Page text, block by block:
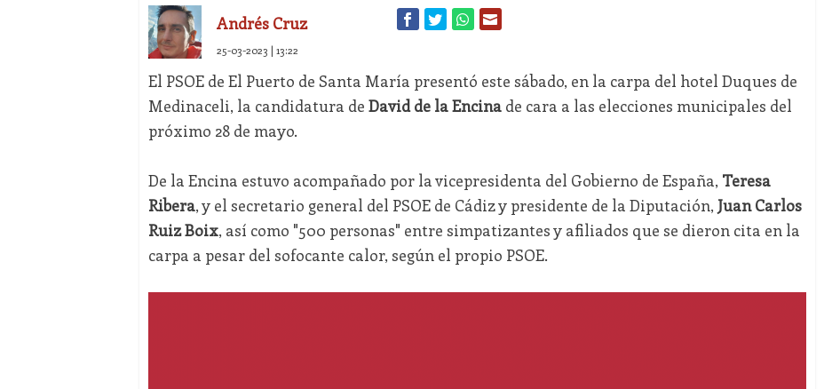
Andrés Cruz
25-03-2023 | 13:22
El PSOE de El Puerto de Santa María presentó este sábado, en la carpa del hotel Duques de
Medinaceli, la candidatura de David de la Encinade cara a las elecciones municipales del
próximo 28 de mayo.
De la Encina estuvo acompañado por la vicepresidenta del Gobierno de España, Teresa
Ribera, y el secretario general del PSOE de Cádiz y presidente de la Diputación, Juan Carlos
Ruiz Boix, así como "500 personas" entre simpatizantes y afiliados que se dieron cita en la
carpa a pesar del sofocante calor, según el propio PSOE.